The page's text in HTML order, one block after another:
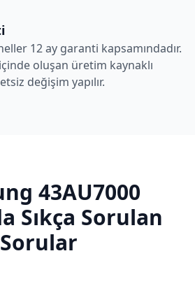
12 ay garanti kapsamındadır.
oluşan üretim kaynaklı
değişim yapılır.
43AU7000
Sıkça Sorulan
Sorular